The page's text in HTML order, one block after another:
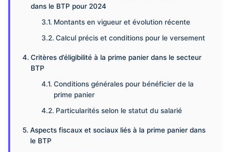
dans le BTP pour 2024
Montants en vigueur et évolution récente
Calcul précis et conditions pour le versement
Critères d’éligibilité à la prime panier dans le secteur
BTP
Conditions générales pour bénéficier de la
prime panier
Particularités selon le statut du salarié
Aspects fiscaux et sociaux liés à la prime panier dans
le BTP